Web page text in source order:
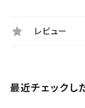
レビュー
最近チェックし